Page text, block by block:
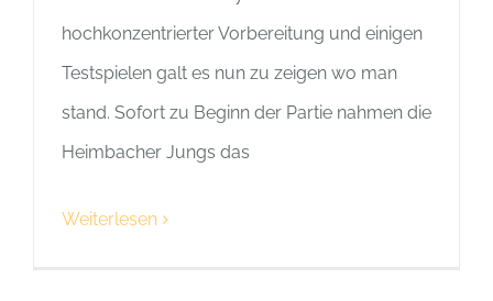
hochkonzentrierter Vorbereitung und einigen
Testspielen galt es nun zu zeigen wo man
stand. Sofort zu Beginn der Partie nahmen die
Heimbacher Jungs das
Weiterlesen